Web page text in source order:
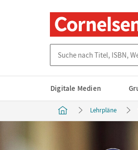
Digitale Medien
Lehrpläne